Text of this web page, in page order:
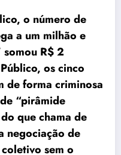
o número de
a um milhão e
R$ 2
os cinco
de forma criminosa
“pirâmide
que chama de
negociação de
sem o